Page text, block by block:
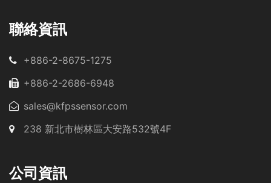
聯絡資訊
+886-2-8675-1275
+886-2-2686-6948
sales@kfpssensor.com
238 新北市樹林區大安路532號4F
公司資訊